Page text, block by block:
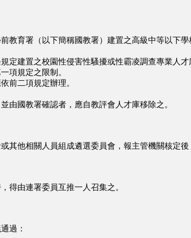
教育署（以下簡稱國教署）建置之高級中等以下
定建置之校園性侵害性騷擾或性霸凌調查專業人才
項規定之限制。
前二項規定辦理。
國教署確認者，應自教評會人才庫移除之。
他相關人員組成遴選委員會，報主管機關核定後
由連署委員互推一人召集之。
過：